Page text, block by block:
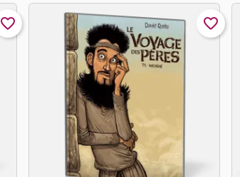
favorite_border favorite_border